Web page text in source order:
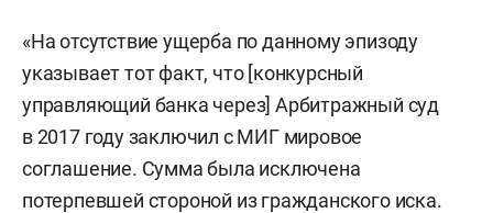
«На отсутствие ущерба по данному эпизоду
указывает тот факт, что [конкурсный
управляющий банка через] Арбитражный суд
в 2017 году заключил с МИГ мировое
соглашение. Сумма была исключена
потерпевшей стороной из гражданского иска.